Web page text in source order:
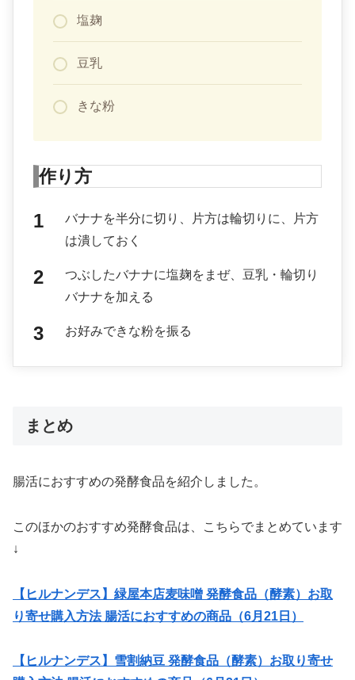
塩麹
豆乳
きな粉
作り方
バナナを半分に切り、片方は輪切りに、片方
は潰しておく
つぶしたバナナに塩麹をまぜ、豆乳・輪切り
バナナを加える
お好みできな粉を振る
まとめ
腸活におすすめの発酵食品を紹介しました。
このほかのおすすめ発酵食品は、こちらでまとめています
↓
【ヒルナンデス】緑屋本店麦味噌 発酵食品（酵素）お取
り寄せ購入方法 腸活におすすめの商品（6月21日）
【ヒルナンデス】雪割納豆 発酵食品（酵素）お取り寄せ